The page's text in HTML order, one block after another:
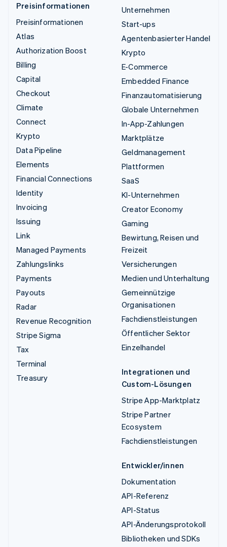
Preisinformationen
Preisinformationen
Atlas
Authorization Boost
Billing
Capital
Checkout
Climate
Connect
Krypto
Data Pipeline
Elements
Financial Connections
Identity
Invoicing
Issuing
Link
Managed Payments
Zahlungslinks
Payments
Payouts
Radar
Revenue Recognition
Stripe Sigma
Tax
Terminal
Treasury
Unternehmen
Start-ups
Agentenbasierter Handel
Krypto
E-Commerce
Embedded Finance
Finanzautomatisierung
Globale Unternehmen
In-App-Zahlungen
Marktplätze
Geldmanagement
Plattformen
SaaS
KI-Unternehmen
Creator Economy
Gaming
Bewirtung, Reisen und
Freizeit
Versicherungen
Medien und Unterhaltung
Gemeinnützige
Organisationen
Fachdienstleistungen
Öffentlicher Sektor
Einzelhandel
Integrationen und
Custom-Lösungen
Stripe App-Marktplatz
Stripe Partner
Ecosystem
Fachdienstleistungen
Entwickler/innen
Dokumentation
API-Referenz
API-Status
API-Änderungsprotokoll
Bibliotheken und SDKs